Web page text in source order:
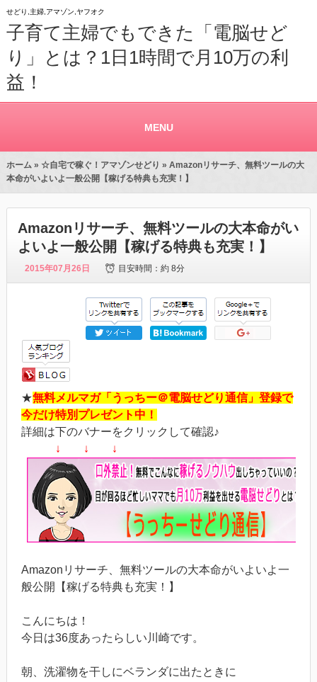
せどり,主婦,アマゾン,ヤフオク
子育て主婦でもできた「電脳せど
り」とは？1日1時間で月10万の利
益！
MENU
ホーム» ☆自宅で稼ぐ！アマゾンせどり » Amazonリサーチ、無料ツールの大
本命がいよいよ一般公開【稼げる特典も充実！】
Amazonリサーチ、無料ツールの大本命がい
よいよ一般公開【稼げる特典も充実！】
2015年07月26日 目安時間：約 8分
★無料メルマガ「うっちー＠電脳せどり通信」登録で
今だけ特別プレゼント中！
詳細は下のバナーをクリックして確認♪
↓ ↓ ↓
Amazonリサーチ、無料ツールの大本命がいよいよ一
般公開【稼げる特典も充実！】
こんにちは！
今日は36度あったらしい川崎です。
朝、洗濯物を干しにベランダに出たときに